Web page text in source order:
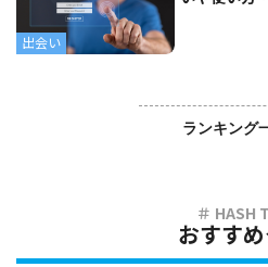
出会い
ランキング
おすすめ